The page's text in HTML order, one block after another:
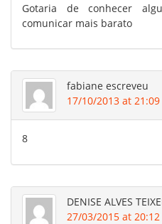
Gotaria de conhecer
comunicar mais barato
fabiane escreveu
17/10/2013 at 21:09
8
DENISE ALVES
27/03/2015 at 20:12